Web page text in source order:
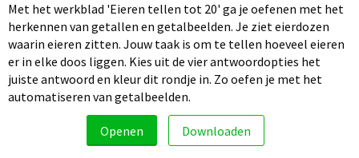
Met het werkblad 'Eieren tellen tot 20' ga je oefenen met het
herkennen van getallen en getalbeelden. Je ziet eierdozen
waarin eieren zitten. Jouw taak is om te tellen hoeveel eieren
er in elke doos liggen. Kies uit de vier antwoordopties het
juiste antwoord en kleur dit rondje in. Zo oefen je met het
automatiseren van getalbeelden.
Openen Downloaden